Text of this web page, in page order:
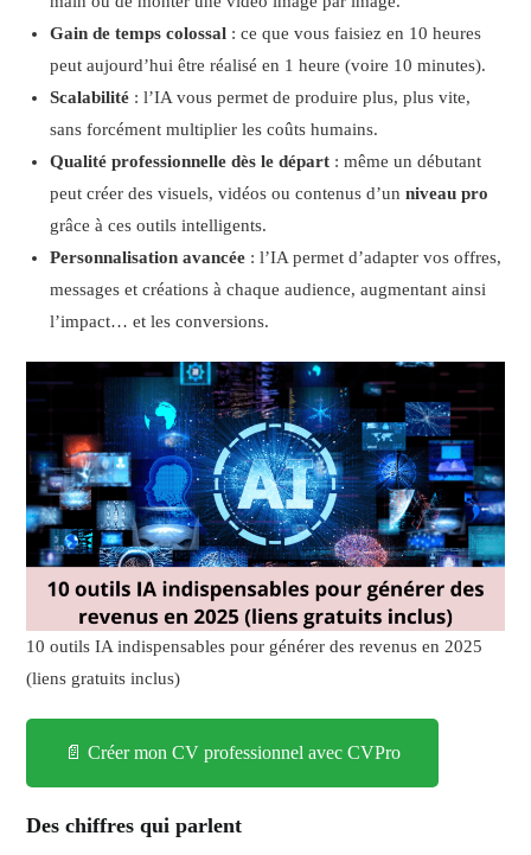
Gain de temps colossal : ce que vous faisiez en 10 heures
peut aujourd’hui être réalisé en 1 heure (voire 10 minutes).
Scalabilité : l’IA vous permet de produire plus, plus vite,
sans forcément multiplier les coûts humains.
Qualité professionnelle dès le départ : même un débutant
peut créer des visuels, vidéos ou contenus d’unniveau pro
grâce à ces outils intelligents.
Personnalisation avancée : l’IA permet d’adapter vos offres,
messages et créations à chaque audience, augmentant ainsi
l’impact… et les conversions.
10 outils IA indispensables pour générer des revenus en 2025
(liens gratuits inclus)
📄 Créer mon CV professionnel avec CVPro
Des chiffres qui parlent